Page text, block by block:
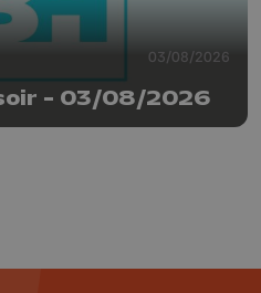
03/08/2026
- 03/08/2026